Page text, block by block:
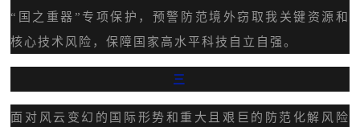
“国之重器”专项保护，预警防范境外窃取我关键资源和
核心技术风险，保障国家高水平科技自立自强。
三
面对风云变幻的国际形势和重大且艰巨的防范化解风险